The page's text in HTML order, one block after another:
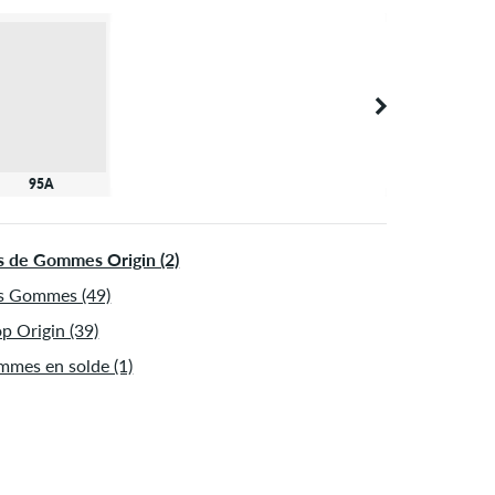
95A
de Gommes Origin (2)
Gommes (49)
Origin (39)
en solde (1)